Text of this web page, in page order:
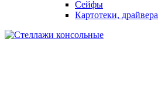
Сейфы
Картотеки, драйвера